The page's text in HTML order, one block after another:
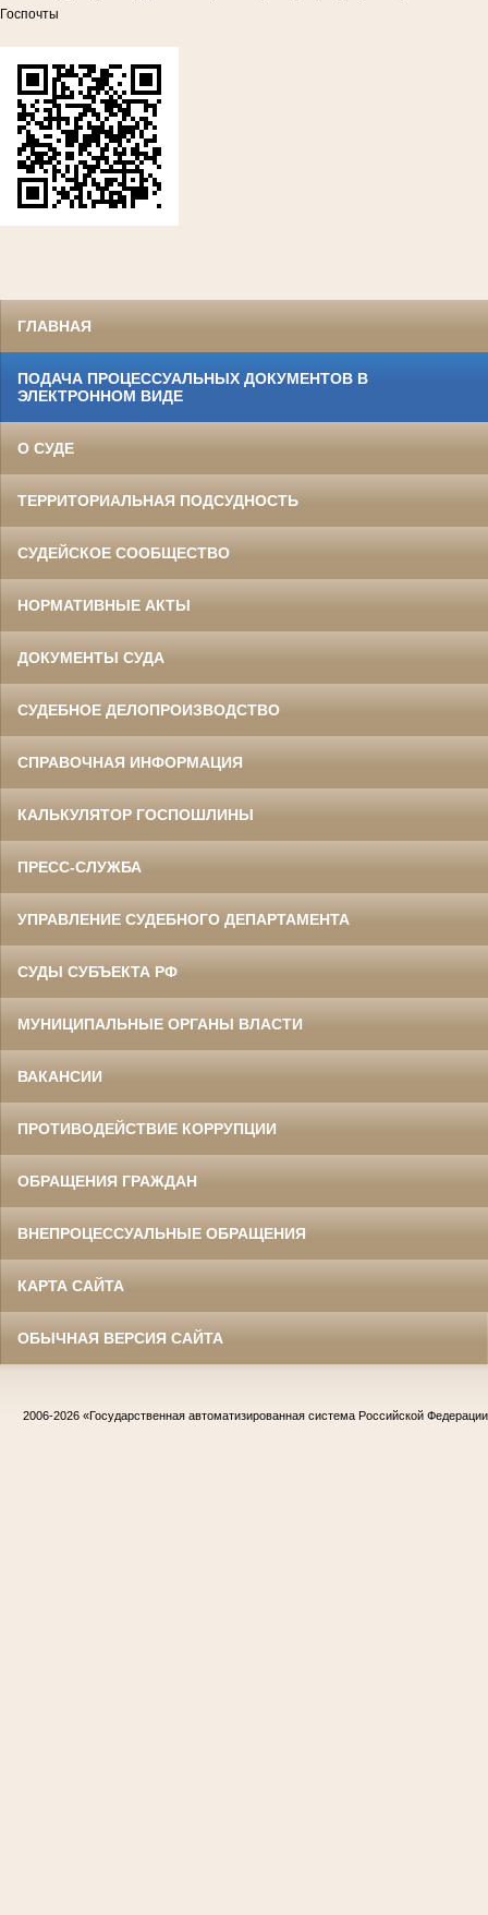
Госпочты
ГЛАВНАЯ
ПОДАЧА ПРОЦЕССУАЛЬНЫХ ДОКУМЕНТОВ В
ЭЛЕКТРОННОМ ВИДЕ
О СУДЕ
ТЕРРИТОРИАЛЬНАЯ ПОДСУДНОСТЬ
СУДЕЙСКОЕ СООБЩЕСТВО
НОРМАТИВНЫЕ АКТЫ
ДОКУМЕНТЫ СУДА
СУДЕБНОЕ ДЕЛОПРОИЗВОДСТВО
СПРАВОЧНАЯ ИНФОРМАЦИЯ
КАЛЬКУЛЯТОР ГОСПОШЛИНЫ
ПРЕСС-СЛУЖБА
УПРАВЛЕНИЕ СУДЕБНОГО ДЕПАРТАМЕНТА
СУДЫ СУБЪЕКТА РФ
МУНИЦИПАЛЬНЫЕ ОРГАНЫ ВЛАСТИ
ВАКАНСИИ
ПРОТИВОДЕЙСТВИЕ КОРРУПЦИИ
ОБРАЩЕНИЯ ГРАЖДАН
ВНЕПРОЦЕССУАЛЬНЫЕ ОБРАЩЕНИЯ
КАРТА САЙТА
ОБЫЧНАЯ ВЕРСИЯ САЙТА
2006-2026 «Государственная автоматизированная система Российской